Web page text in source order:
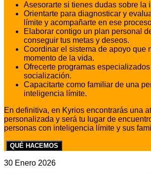
Asesorarte si tienes dudas sobre la
Orientarte para diagnosticar y
límite y acompañarte en ese
Elaborar contigo un plan personal
conseguir tus metas y deseos.
Coordinar el sistema de apoyo que
momento de la vida.
Ofrecerte programas
socialización.
Capacitarte como familiar de una
inteligencia límite.
En definitiva, en Kyrios encontrarás una
personalizada y será tu lugar de
personas con inteligencia límite y sus
QUÉ HACEMOS
30 Enero 2026